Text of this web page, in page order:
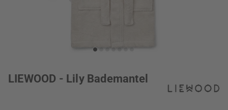
LIEWOOD - Lily Bademantel